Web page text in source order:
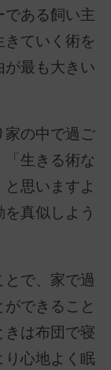
ある飼い主
ていく術を
が最も大きい
家の中で過ご
生きる術な
思いますよ
真似しよう
とで、家で過
できること
きは布団で寝
り心地よく眠